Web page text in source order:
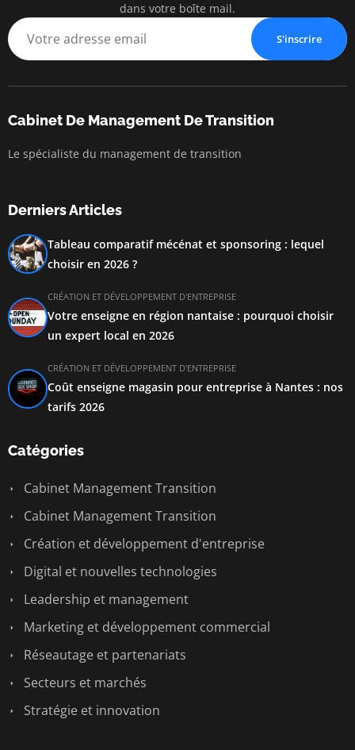
dans votre boîte mail.
S'inscrire
Cabinet De Management De Transition
Le spécialiste du management de transition
Derniers Articles
Tableau comparatif mécénat et sponsoring : lequel
choisir en 2026 ?
CRÉATION ET DÉVELOPPEMENT D'ENTREPRISE
Votre enseigne en région nantaise : pourquoi choisir
un expert local en 2026
CRÉATION ET DÉVELOPPEMENT D'ENTREPRISE
Coût enseigne magasin pour entreprise à Nantes : nos
tarifs 2026
Catégories
Cabinet Management Transition
Cabinet Management Transition
Création et développement d'entreprise
Digital et nouvelles technologies
Leadership et management
Marketing et développement commercial
Réseautage et partenariats
Secteurs et marchés
Stratégie et innovation